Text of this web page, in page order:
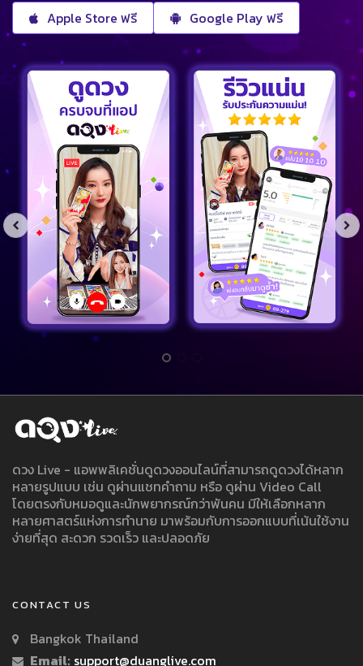
Apple Store ฟรี Google Play ฟรี
ดวง Live - แอพพลิเคชั่นดูดวงออนไลน์ที่สามารถดูดวงได้หลาก
หลายรูปแบบ เช่น ดูผ่านแชทคำถาม หรือ ดูผ่าน Video Call
โดยตรงกับหมอดูและนักพยากรณ์กว่าพันคน มีให้เลือกหลาก
หลายศาสตร์แห่งการทำนาย มาพร้อมกับการออกแบบที่เน้นใช้งาน
ง่ายที่สุด สะดวก รวดเร็ว และปลอดภัย
CONTACT US
Bangkok Thailand
Email: support@duanglive.com